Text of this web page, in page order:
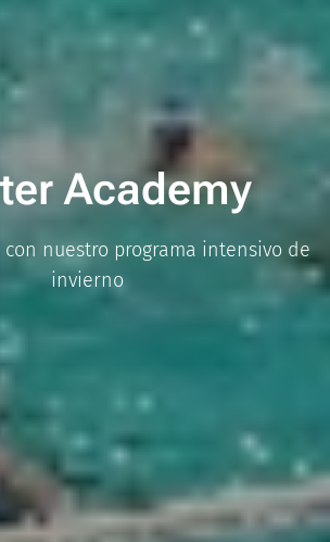
Academy
nuestro programa intensivo de
invierno